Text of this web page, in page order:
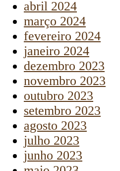
abril 2024
março 2024
fevereiro 2024
janeiro 2024
dezembro 2023
novembro 2023
outubro 2023
setembro 2023
agosto 2023
julho 2023
junho 2023